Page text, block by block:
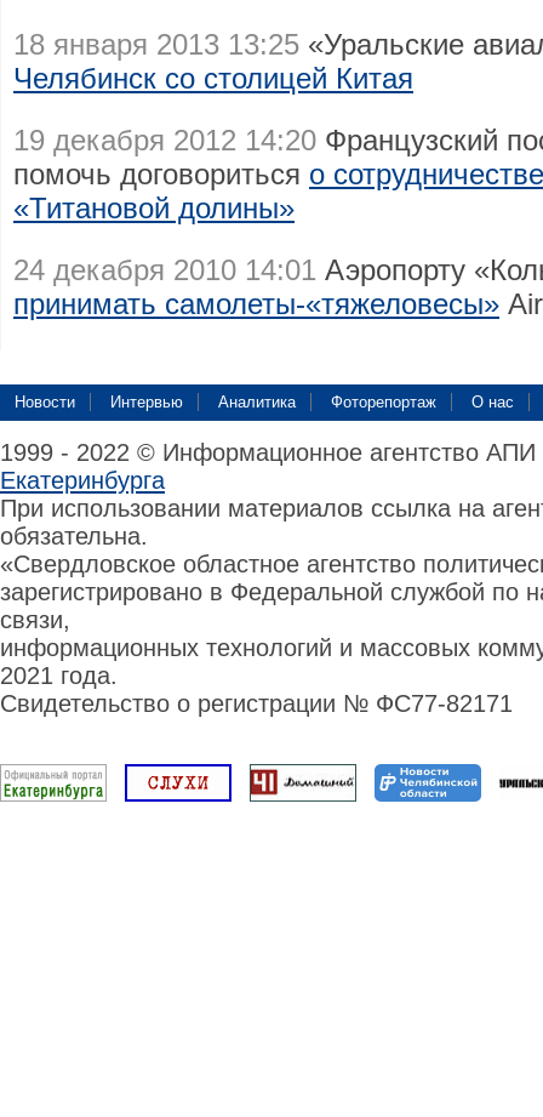
18 января 2013 13:25 «Уральские
Челябинск со столицей Китая
19 декабря 2012 14:20 Французский
помочь договориться о
«Титановой долины»
24 декабря 2010 14:01 Аэропорту
принимать самолеты-«тяжеловесы»
Новости Интервью Аналитика Фоторепортаж О нас
1999 - 2022 © Информационное агентство
Екатеринбурга
При использовании материалов ссылка на
обязательна.
«Свердловское областное агентство
зарегистрировано в Федеральной службой по
связи,
информационных технологий и массовых
2021 года.
Свидетельство о регистрации № ФС77-82171